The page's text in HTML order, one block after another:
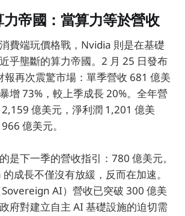
帝國：當算力等於營收
費端玩價格戰，Nvidia 則是在基礎
乎壟斷的算力帝國。2 月 25 日發布
報再次震驚市場：單季營收 681 億美
增 73%，較上季成長 20%。全年營
億美元，淨利潤 1,201 億美
億美元。
是下一季的營收指引：780 億美元。
成長不僅沒有放緩，反而在加速。
AI）營收已突破 300 億美
府對建立自主 AI 基礎設施的迫切需